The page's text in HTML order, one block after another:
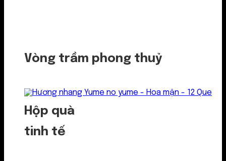
Vòng trầm phong thuỷ
Hộp quà
tinh tế